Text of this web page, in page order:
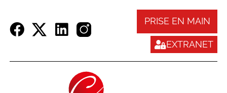
PRISE EN MAIN
EXTRANET